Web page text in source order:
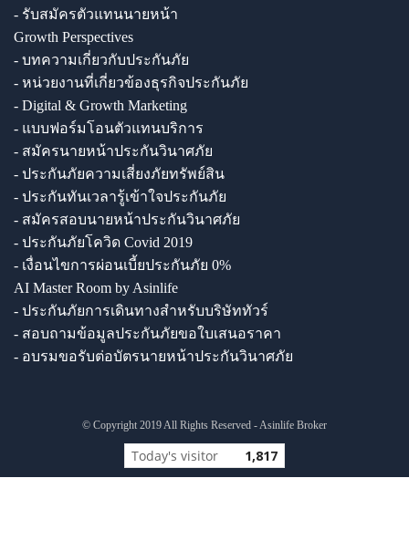
- รับสมัครตัวแทนนายหน้า
Growth Perspectives
- บทความเกี่ยวกับประกันภัย
- หน่วยงานที่เกี่ยวข้องธุรกิจประกันภัย
- Digital & Growth Marketing
- แบบฟอร์มโอนตัวแทนบริการ
- สมัครนายหน้าประกันวินาศภัย
- ประกันภัยความเสี่ยงภัยทรัพย์สิน
- ประกันทันเวลารู้เข้าใจประกันภัย
- สมัครสอบนายหน้าประกันวินาศภัย
- ประกันภัยโควิด Covid 2019
- เงื่อนไขการผ่อนเบี้ยประกันภัย 0%
AI Master Room by Asinlife
- ประกันภัยการเดินทางสำหรับบริษัททัวร์
- สอบถามข้อมูลประกันภัยขอใบเสนอราคา
- อบรมขอรับต่อบัตรนายหน้าประกันวินาศภัย
© Copyright 2019 All Rights Reserved - Asinlife Broker
Today's visitor 1,817